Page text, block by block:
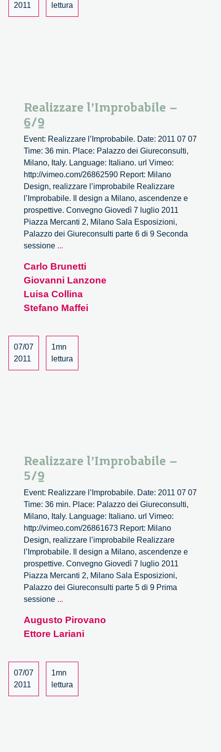
2011
lettura
Realizzare l’Improbabile –
6/9
Event: Realizzare l’Improbabile. Date: 2011 07 07
Time: 36 min. Place: Palazzo dei Giureconsulti,
Milano, Italy. Language: Italiano. url Vimeo:
http://vimeo.com/26862590 Report: Milano
Design, realizzare l’improbabile Realizzare
l’Improbabile. Il design a Milano, ascendenze e
prospettive. Convegno Giovedì 7 luglio 2011
Piazza Mercanti 2, Milano Sala Esposizioni,
Palazzo dei Giureconsulti parte 6 di 9 Seconda
sessione ...
–
6/9
Carlo Brunetti
Giovanni Lanzone
Luisa Collina
Stefano Maffei
07/07
2011
1mn
lettura
Realizzare l’Improbabile –
5/9
Event: Realizzare l’Improbabile. Date: 2011 07 07
Time: 36 min. Place: Palazzo dei Giureconsulti,
Milano, Italy. Language: Italiano. url Vimeo:
http://vimeo.com/26861673 Report: Milano
Design, realizzare l’improbabile Realizzare
l’Improbabile. Il design a Milano, ascendenze e
prospettive. Convegno Giovedì 7 luglio 2011
Piazza Mercanti 2, Milano Sala Esposizioni,
Palazzo dei Giureconsulti parte 5 di 9 Prima
sessione ...
–
5/9
Augusto Pirovano
Ettore Lariani
07/07
2011
1mn
lettura